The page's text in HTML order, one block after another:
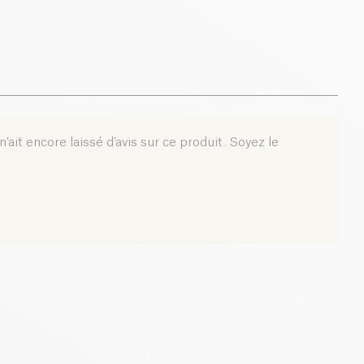
encore laissé d'avis sur ce produit. Soyez le